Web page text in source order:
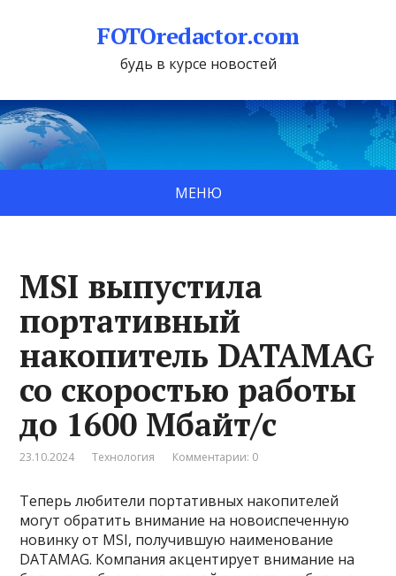
FOTOredactor.com
будь в курсе новостей
МЕНЮ
MSI выпустила
портативный
накопитель DATAMAG
со скоростью работы
до 1600 Мбайт/с
23.10.2024 Технология Комментарии: 0
Теперь любители портативных накопителей
могут обратить внимание на новоиспеченную
новинку от MSI, получившую наименование
DATAMAG. Компания акцентирует внимание на